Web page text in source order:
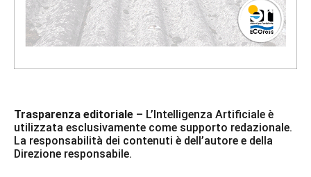
Trasparenza editoriale – L’Intelligenza Artificiale è
utilizzata esclusivamente come supporto redazionale.
La responsabilità dei contenuti è dell’autore e della
Direzione responsabile.